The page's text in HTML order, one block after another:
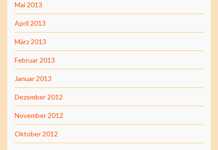
Mai 2013
April 2013
März 2013
Februar 2013
Januar 2013
Dezember 2012
November 2012
Oktober 2012